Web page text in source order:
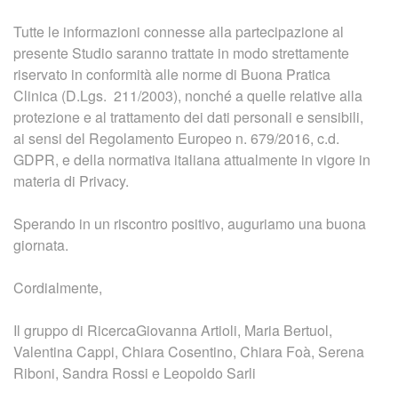
Tutte le informazioni connesse alla partecipazione al
presente Studio saranno trattate in modo strettamente
riservato in conformità alle norme di Buona Pratica
Clinica (D.Lgs. 211/2003), nonché a quelle relative alla
protezione e al trattamento dei dati personali e sensibili,
ai sensi del Regolamento Europeo n. 679/2016, c.d.
GDPR, e della normativa italiana attualmente in vigore in
materia di Privacy.
Sperando in un riscontro positivo, auguriamo una buona
giornata.
Cordialmente,
Il gruppo di RicercaGiovanna Artioli, Maria Bertuol,
Valentina Cappi, Chiara Cosentino, Chiara Foà, Serena
Riboni, Sandra Rossi e Leopoldo Sarli